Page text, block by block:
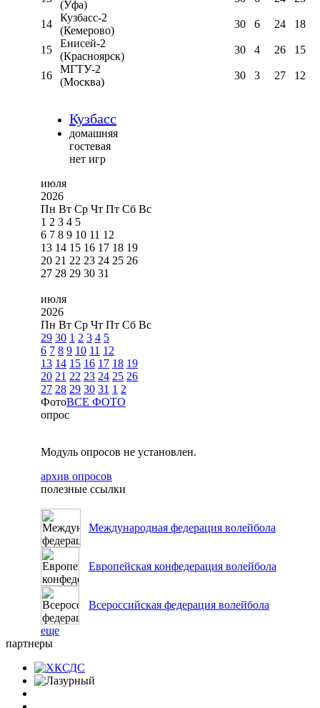
(Уфа)
14
Кузбасс-2
(Кемерово)
30 6 24 18
15
Енисей-2
(Красноярск)
30 4 26 15
16
МГТУ-2
(Москва)
30 3 27 12
Кузбасс
домашняя
гостевая
нет игр
июля
2026
Пн Вт Ср Чт Пт Сб Вс
1 2 3 4 5
6 7 8 9 10 11 12
13 14 15 16 17 18 19
20 21 22 23 24 25 26
27 28 29 30 31
июля
2026
Пн Вт Ср Чт Пт Сб Вс
29 30 1 2 3 4 5
6 7 8 9 10 11 12
13 14 15 16 17 18 19
20 21 22 23 24 25 26
27 28 29 30 31 1 2
ФотоВСЕ ФОТО
опрос
Модуль опросов не установлен.
архив опросов
полезные ссылки
Международная федерация волейбола
Европейская конфедерация волейбола
Всероссийская федерация волейбола
еще
партнеры